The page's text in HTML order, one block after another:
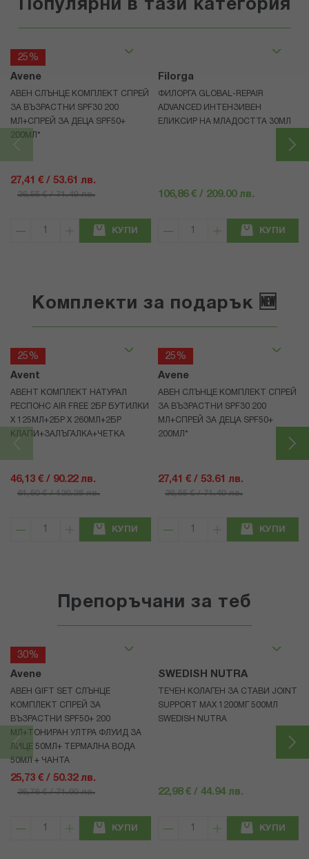
Популярни в тази категория
25%
Avene
АВЕН СЛЪНЦЕ КОМПЛЕКТ СПРЕЙ
ЗА ВЪЗРАСТНИ SPF30 200
МЛ+СПРЕЙ ЗА ДЕЦА SPF50+
200МЛ*
27,41 € / 53.61 лв.
36,55 € / 71.49 лв.
КУПИ
Filorga
ФИЛОРГА GLOBAL-REPAIR
ADVANCED ИНТЕНЗИВЕН
ЕЛИКСИР НА МЛАДОСТТА 30МЛ
106,86 € / 209.00 лв.
КУПИ
Комплекти за подарък 🆕
25%
Avent
АВЕНТ КОМПЛЕКТ НАТУРАЛ
РЕСПОНС AIR FREE 2БР БУТИЛКИ
Х 125МЛ+2БР Х 260МЛ+2БР
КЛАПИ+ЗАЛЪГАЛКА+ЧЕТКА
46,13 € / 90.22 лв.
61,50 € / 120.28 лв.
КУПИ
25%
Avene
АВЕН СЛЪНЦЕ КОМПЛЕКТ СПРЕЙ
ЗА ВЪЗРАСТНИ SPF30 200
МЛ+СПРЕЙ ЗА ДЕЦА SPF50+
200МЛ*
27,41 € / 53.61 лв.
36,55 € / 71.49 лв.
КУПИ
Препоръчани за теб
30%
Avene
АВЕН GIFT SET СЛЪНЦЕ
КОМПЛЕКТ СПРЕЙ ЗА
ВЪЗРАСТНИ SPF50+ 200
МЛ+ТОНИРАН УЛТРА ФЛУИД ЗА
ЛИЦЕ 50МЛ+ ТЕРМАЛНА ВОДА
50МЛ + ЧАНТА
25,73 € / 50.32 лв.
36,76 € / 71.90 лв.
КУПИ
SWEDISH NUTRA
ТЕЧЕН КОЛАГЕН ЗА СТАВИ JOINT
SUPPORT MAX 1200МГ 500МЛ
SWEDISH NUTRA
22,98 € / 44.94 лв.
КУПИ